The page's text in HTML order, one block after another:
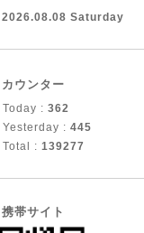
2026.08.08 Saturday
カウンター
Today : 362
Yesterday : 445
Total : 139277
携帯サイト